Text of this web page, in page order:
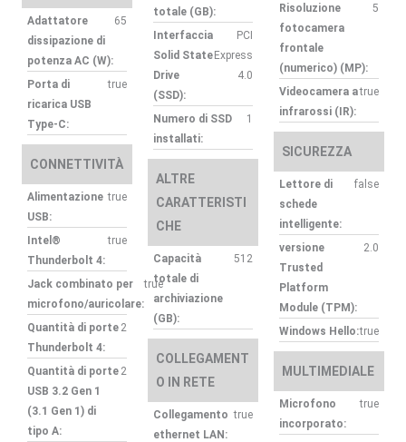
Adattatore
dissipazione di
potenza AC (W):
65
Porta di
ricarica USB
Type-C:
true
CONNETTIVITÀ
Alimentazione
USB:
true
Intel®
Thunderbolt 4:
true
Jack combinato per
microfono/auricolare:
true
Quantità di porte
Thunderbolt 4:
2
Quantità di porte
USB 3.2 Gen 1
(3.1 Gen 1) di
tipo A:
2
totale (GB):
Interfaccia
Solid State
Drive
(SSD):
PCI
Express
4.0
Numero di SSD
installati:
1
ALTRE
CARATTERISTI
CHE
Capacità
totale di
archiviazione
(GB):
512
COLLEGAMENT
O IN RETE
Collegamento
ethernet LAN:
true
Risoluzione
fotocamera
frontale
(numerico) (MP):
5
Videocamera a
infrarossi (IR):
true
SICUREZZA
Lettore di
schede
intelligente:
false
versione
Trusted
Platform
Module (TPM):
2.0
Windows Hello:true
MULTIMEDIALE
Microfono
incorporato:
true